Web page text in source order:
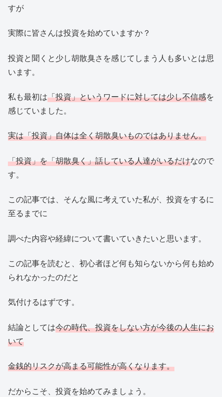
すが
実際に皆さんは投資を始めていますか？
投資と聞くと少し胡散臭さを感じてしまう人も多いとは思
います。
私も最初は「投資」というワードに対しては少し不信感を
感じていました。
実は「投資」自体は全く胡散臭いものではありません。
「投資」を「胡散臭く」話している人達がいるだけなので
す。
この記事では、そんな風に考えていた私が、投資をするに
至るまでに
調べた内容や経緯について書いていきたいと思います。
この記事を読むと、初心者ほど何も知らないから何も始め
られなかったのだと
気付けるはずです。
結論としては今の時代、投資をしない方が今後の人生にお
いて
金銭的リスクが高まる可能性が高くなります。
だからこそ、投資を始めてみましょう。